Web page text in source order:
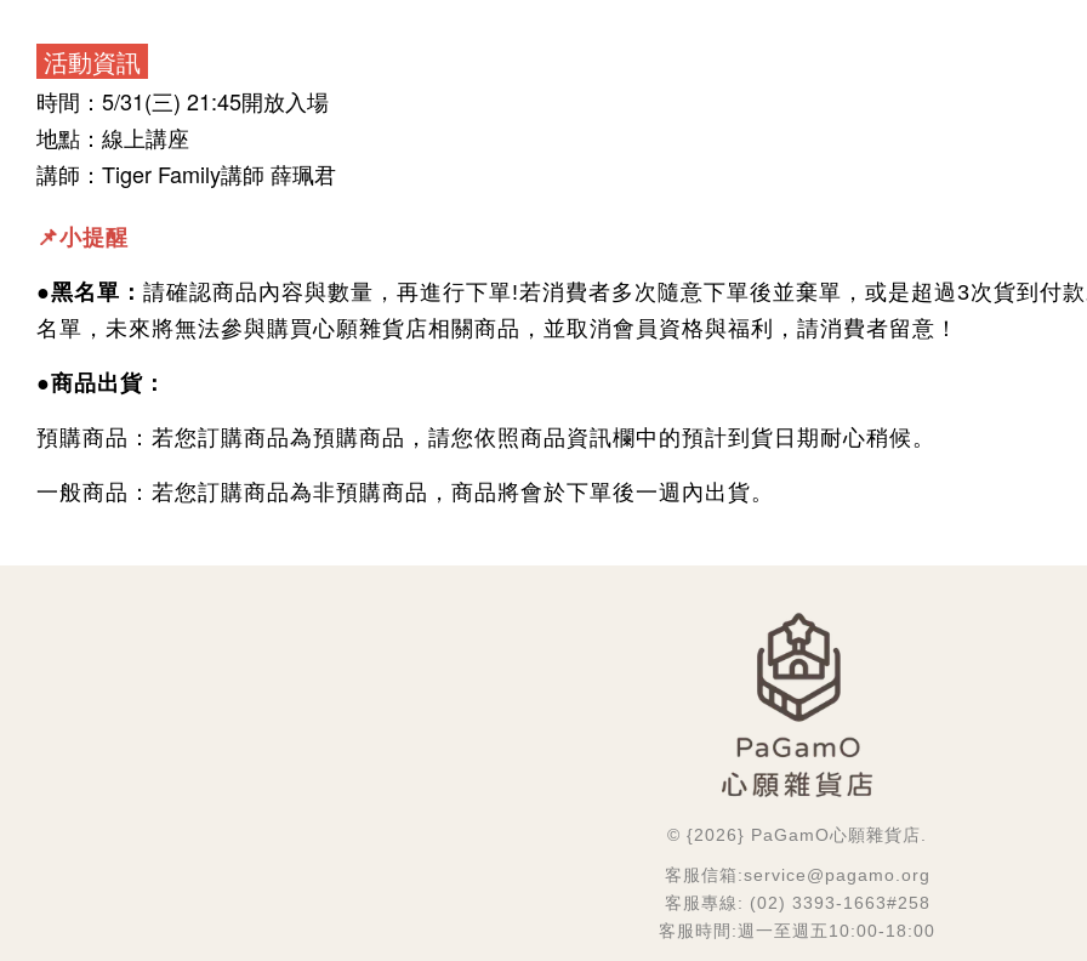
活動資訊
時間：5/31(三) 21:45開放入場
地點：線上講座
講師： Tiger Family講師 薛珮君
📌小提醒
●黑名單： 請確認商品內容與數量，再進行下單!若消費者多次隨意下單後並棄單，或是超過3次貨到付
名單，未來將無法參與購買心願雜貨店相關商品，並取消會員資格與福利，請消費者留意！
●商品出貨：
預購商品：若您訂購商品為預購商品，請您依照商品資訊欄中的預計到貨日期耐心稍候。
一般商品：若您訂購商品為非預購商品，商品將會於下單後一週內出貨。
© {2026} PaGamO心願雜貨店.
客服信箱:service@pagamo.org
客服專線: (02) 3393-1663#258
客服時間:週一至週五10:00-18:00